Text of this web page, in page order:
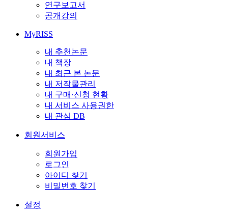
연구보고서
공개강의
MyRISS
내 추천논문
내 책장
내 최근 본 논문
내 저작물관리
내 구매·신청 현황
내 서비스 사용권한
내 관심 DB
회원서비스
회원가입
로그인
아이디 찾기
비밀번호 찾기
설정